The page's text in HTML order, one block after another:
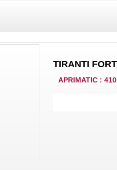
TIRANTI
APRIMATIC :